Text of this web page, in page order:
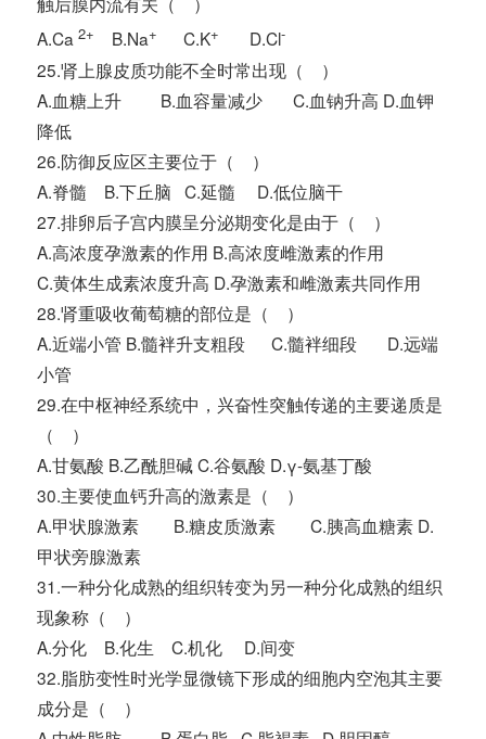
A.Ca 2+ B.Na+ C.K+ D.Cl-
25.肾上腺皮质功能不全时常出现（ ）
A.血糖上升 B.血容量减少 C.血钠升高 D.血钾
降低
26.防御反应区主要位于（ ）
A.脊髓 B.下丘脑 C.延髓 D.低位脑干
27.排卵后子宫内膜呈分泌期变化是由于（ ）
A.高浓度孕激素的作用 B.高浓度雌激素的作用
C.黄体生成素浓度升高 D.孕激素和雌激素共同作用
28.肾重吸收葡萄糖的部位是（ ）
A.近端小管 B.髓袢升支粗段 C.髓袢细段 D.远端
小管
29.在中枢神经系统中，兴奋性突触传递的主要递质是
（ ）
A.甘氨酸 B.乙酰胆碱 C.谷氨酸 D.γ-氨基丁酸
30.主要使血钙升高的激素是（ ）
A.甲状腺激素 B.糖皮质激素 C.胰高血糖素 D.
甲状旁腺激素
31.一种分化成熟的组织转变为另一种分化成熟的组织
现象称（ ）
A.分化 B.化生 C.机化 D.间变
32.脂肪变性时光学显微镜下形成的细胞内空泡其主要
成分是（ ）